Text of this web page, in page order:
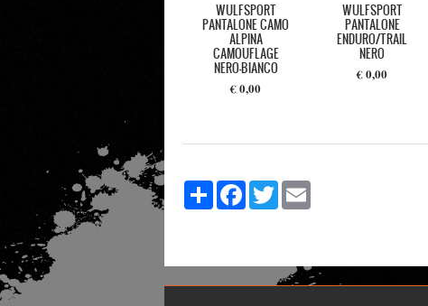
WULFSPORT
PANTALONE CAMO
ALPINA
CAMOUFLAGE
NERO-BIANCO
€ 0,00
WULFSPORT
PANTALONE
ENDURO/TRAIL
NERO
€ 0,00
Share FacebookTwitter